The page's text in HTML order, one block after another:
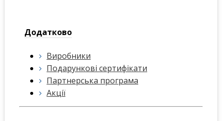
Додатково
Виробники
Подарункові сертифікати
Партнерська програма
Акції